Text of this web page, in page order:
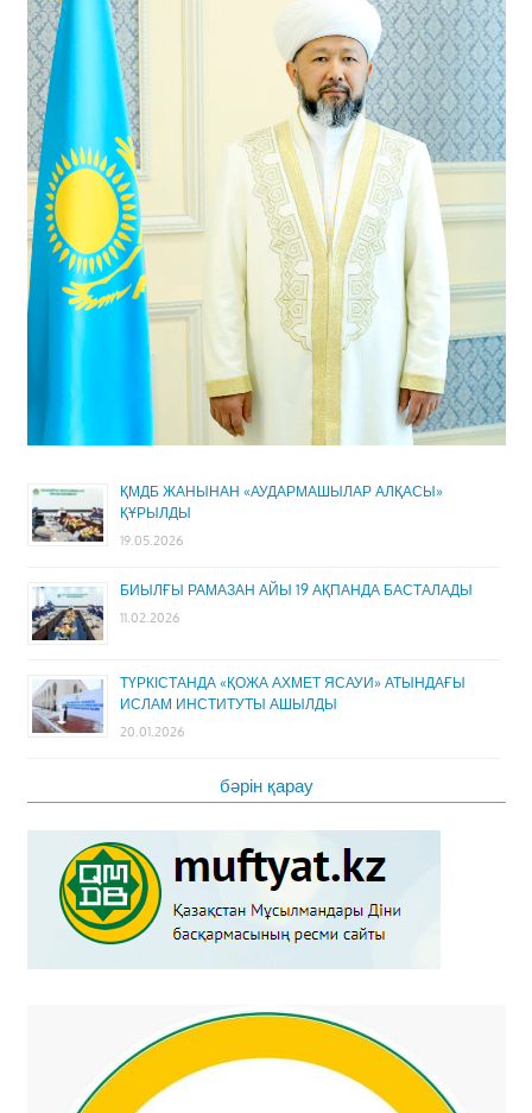
ҚМДБ ЖАНЫНАН «АУДАРМАШЫЛАР АЛҚАСЫ»
ҚҰРЫЛДЫ
19.05.2026
БИЫЛҒЫ РАМАЗАН АЙЫ 19 АҚПАНДА БАСТАЛАДЫ
11.02.2026
ТҮРКІСТАНДА «ҚОЖА АХМЕТ ЯСАУИ» АТЫНДАҒЫ
ИСЛАМ ИНСТИТУТЫ АШЫЛДЫ
20.01.2026
бәрін қарау